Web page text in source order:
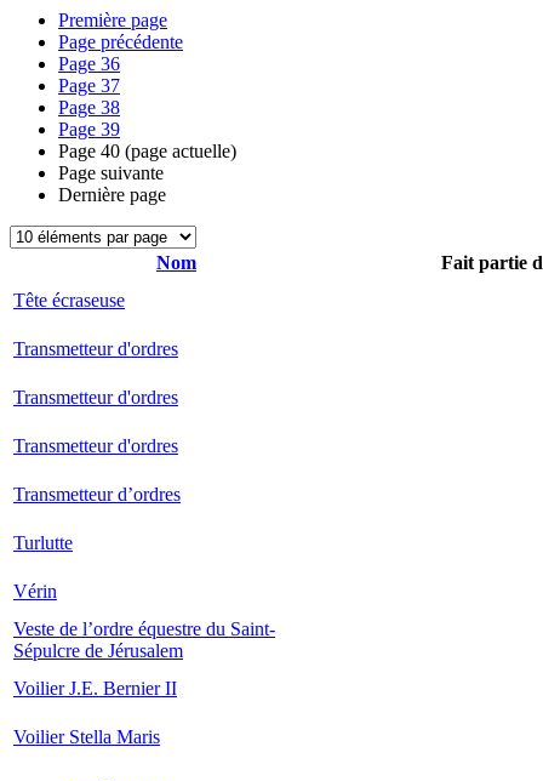
Première page
Page précédente
Page 36
Page 37
Page 38
Page 39
Page 40 (page actuelle)
Page suivante
Dernière page
Nom
Fait partie
Tête écraseuse
Transmetteur d'ordres
Transmetteur d'ordres
Transmetteur d'ordres
Transmetteur d’ordres
Turlutte
Vérin
Veste de l’ordre équestre du Saint-
Sépulcre de Jérusalem
Voilier J.E. Bernier II
Voilier Stella Maris